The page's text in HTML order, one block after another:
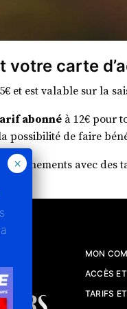
votre carte
et est valable sur la
abonné à 12€ pour
possibilité de faire
évènements avec
MON
ACCÈS
TARIFS